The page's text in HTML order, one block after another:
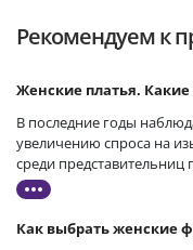
Рекомендуем к
Женские платья.
В последние годы
увеличению спроса на
среди представительниц
Как выбрать женские